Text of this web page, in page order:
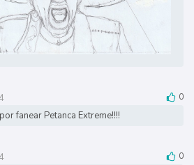
0
fanear Petanca Extreme!!!!
0